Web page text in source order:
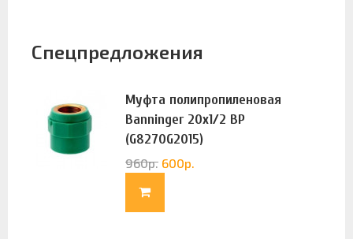
Спецпредложения
Муфта полипропиленовая
Banninger 20х1/2 ВР
(G8270G2015)
960р. 600р.